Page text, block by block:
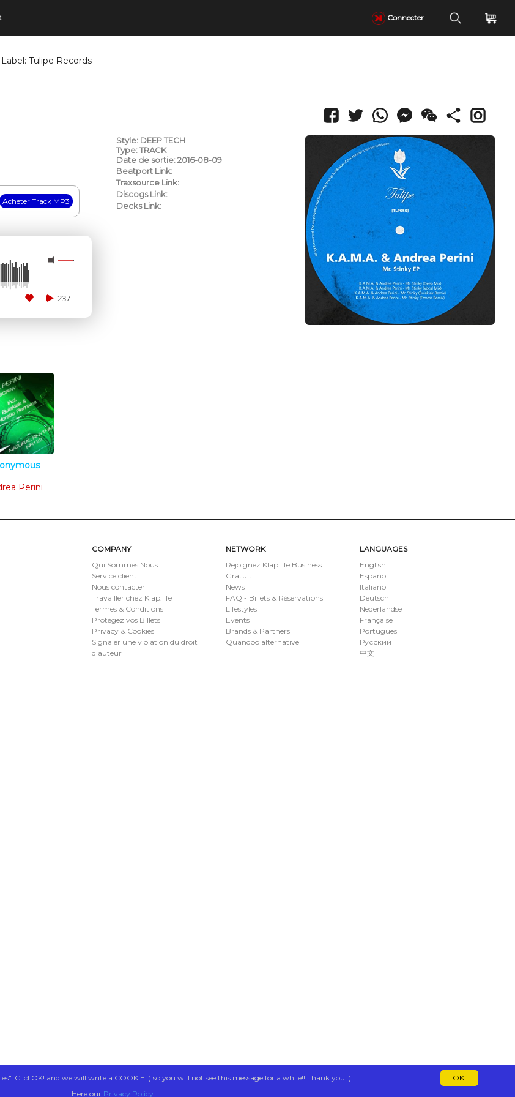
Connecter
Label: Tulipe Records
237
Perini
Style: DEEP TECH
Type: TRACK
Date de sortie: 2016-08-09
Beatport Link:
Traxsource Link:
Discogs Link:
Decks Link:
LANGUAGES
English
Español
Italiano
Deutsch
Nederlandse
Française
Português
Русский
中文
NETWORK
Rejoignez Klap.life Business
Gratuit
News
FAQ - Billets & Réservations
Lifestyles
Events
Brands & Partners
Quandoo alternative
COMPANY
Qui Sommes Nous
Service client
Nous contacter
Travailler chez Klap.life
Termes & Conditions
Protégez vos Billets
Privacy & Cookies
Signaler une violation du droit
d'auteur
OK!
Clicl OK! and we will write a COOKIE :) so you will not see this message for a while!! Thank you :)
Here our Privacy Policy.